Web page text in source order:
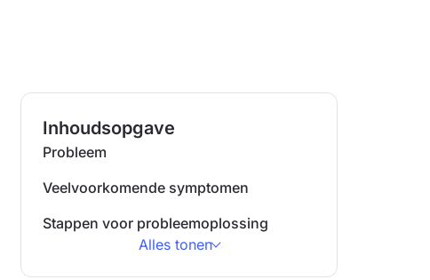
Inhoudsopgave
Probleem
Veelvoorkomende symptomen
Stappen voor probleemoplossing
Alles tonen